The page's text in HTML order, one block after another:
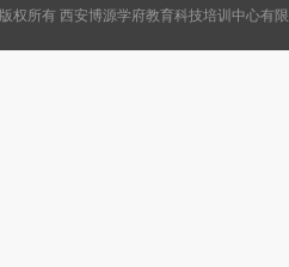
版权所有 西安博源学府教育科技培训中心有